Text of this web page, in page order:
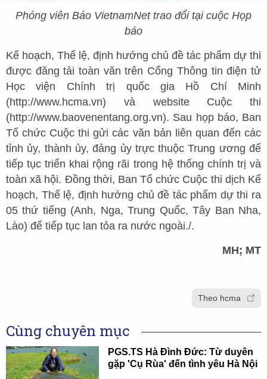
Phóng viên Báo VietnamNet trao đổi tại cuộc Họp
báo
Kế hoạch, Thể lệ, định hướng chủ đề tác phẩm dự thi
được đăng tải toàn văn trên Cổng Thông tin điện tử
Học viện Chính trị quốc gia Hồ Chí Minh
(http://www.hcma.vn) và website Cuộc thi
(http://www.baovenentang.org.vn). Sau họp báo, Ban
Tổ chức Cuộc thi gửi các văn bản liên quan đến các
tỉnh ủy, thành ủy, đảng ủy trực thuộc Trung ương để
tiếp tục triển khai rộng rãi trong hệ thống chính trị và
toàn xã hội. Đồng thời, Ban Tổ chức Cuộc thi dịch Kế
hoạch, Thể lệ, định hướng chủ đề tác phẩm dự thi ra
05 thứ tiếng (Anh, Nga, Trung Quốc, Tây Ban Nha,
Lào) để tiếp tục lan tỏa ra nước ngoài./.
MH; MT
Theo hcma
Cùng chuyên mục
PGS.TS Hà Đình Đức: Từ duyên
gặp 'Cụ Rùa' đến tình yêu Hà Nội